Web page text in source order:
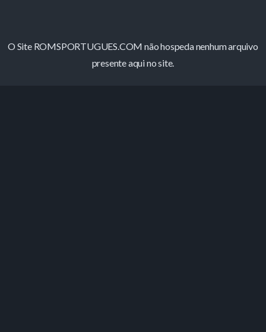
O Site ROMSPORTUGUES.COM não hospeda nenhum arquivo
presente aqui no site.